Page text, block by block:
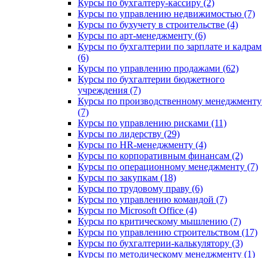
Курсы по бухгалтеру-кассиру (2)
Курсы по управлению недвижимостью (7)
Курсы по бухучету в строительстве (4)
Курсы по арт-менеджменту (6)
Курсы по бухгалтерии по зарплате и кадрам
(6)
Курсы по управлению продажами (62)
Курсы по бухгалтерии бюджетного
учреждения (7)
Курсы по производственному менеджменту
(7)
Курсы по управлению рисками (11)
Курсы по лидерству (29)
Курсы по HR-менеджменту (4)
Курсы по корпоративным финансам (2)
Курсы по операционному менеджменту (7)
Курсы по закупкам (18)
Курсы по трудовому праву (6)
Курсы по управлению командой (7)
Курсы по Microsoft Office (4)
Курсы по критическому мышлению (7)
Курсы по управлению строительством (17)
Курсы по бухгалтерии-калькулятору (3)
Курсы по методическому менеджменту (1)